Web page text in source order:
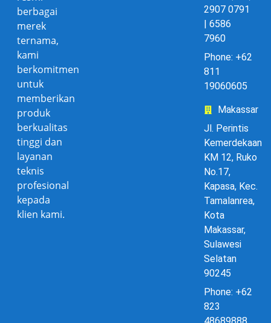
berbagai
merek
ternama,
kami
berkomitmen
untuk
memberikan
produk
berkualitas
tinggi dan
layanan
teknis
profesional
kepada
klien kami.
2907 0791
| 6586
7960
Phone: +62
811
19060605
Makassar
Jl. Perintis
Kemerdekaan
KM 12, Ruko
No.17,
Kapasa, Kec.
Tamalanrea,
Kota
Makassar,
Sulawesi
Selatan
90245
Phone: +62
823
48689888